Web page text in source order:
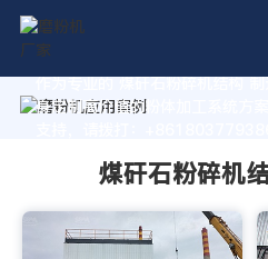
作为专业的 煤矸石粉碎机结构
身定制高价值的粉体加工系统方
煤矸石粉碎机